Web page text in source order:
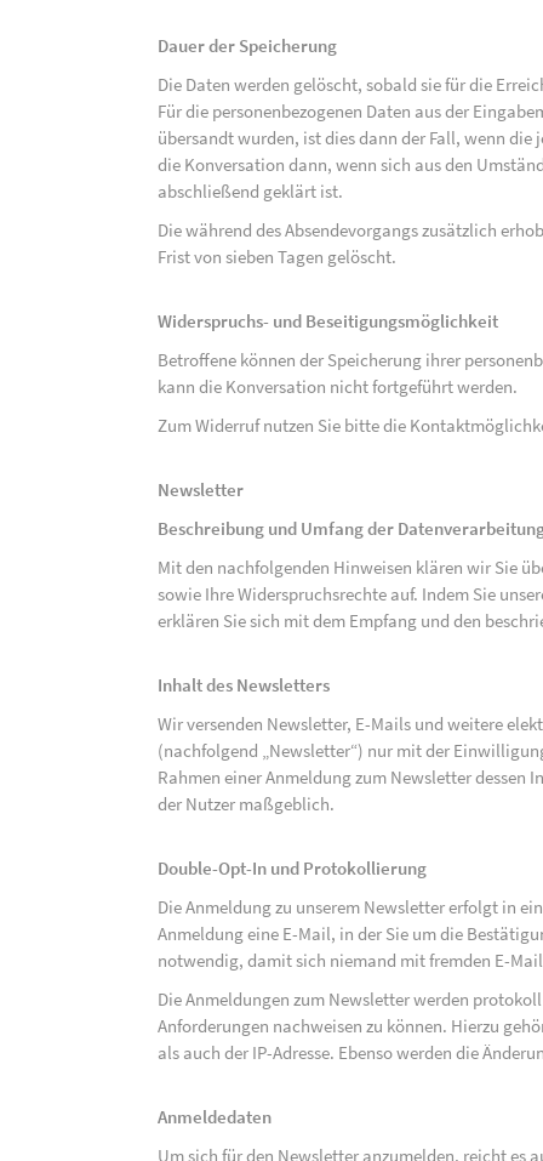
Dauer der Speicherung
Die Daten werden gelöscht, sobald sie für die
Für die personenbezogenen Daten aus der
übersandt wurden, ist dies dann der Fall, wenn
die Konversation dann, wenn sich aus den
abschließend geklärt ist.
Die während des Absendevorgangs zusätzlich
Frist von sieben Tagen gelöscht.
Widerspruchs- und Beseitigungsmöglichkeit
Betroffene können der Speicherung ihrer
kann die Konversation nicht fortgeführt werden.
Zum Widerruf nutzen Sie bitte die
Newsletter
Beschreibung und Umfang der
Mit den nachfolgenden Hinweisen klären wir Sie
sowie Ihre Widerspruchsrechte auf. Indem Sie
erklären Sie sich mit dem Empfang und den
Inhalt des Newsletters
Wir versenden Newsletter, E-Mails und weitere
(nachfolgend „Newsletter“) nur mit der
Rahmen einer Anmeldung zum Newsletter
der Nutzer maßgeblich.
Double-Opt-In und Protokollierung
Die Anmeldung zu unserem Newsletter erfolgt in
Anmeldung eine E-Mail, in der Sie um die
notwendig, damit sich niemand mit fremden E-
Die Anmeldungen zum Newsletter werden
Anforderungen nachweisen zu können. Hierzu
als auch der IP-Adresse. Ebenso werden die
Anmeldedaten
Um sich für den Newsletter anzumelden, reicht es